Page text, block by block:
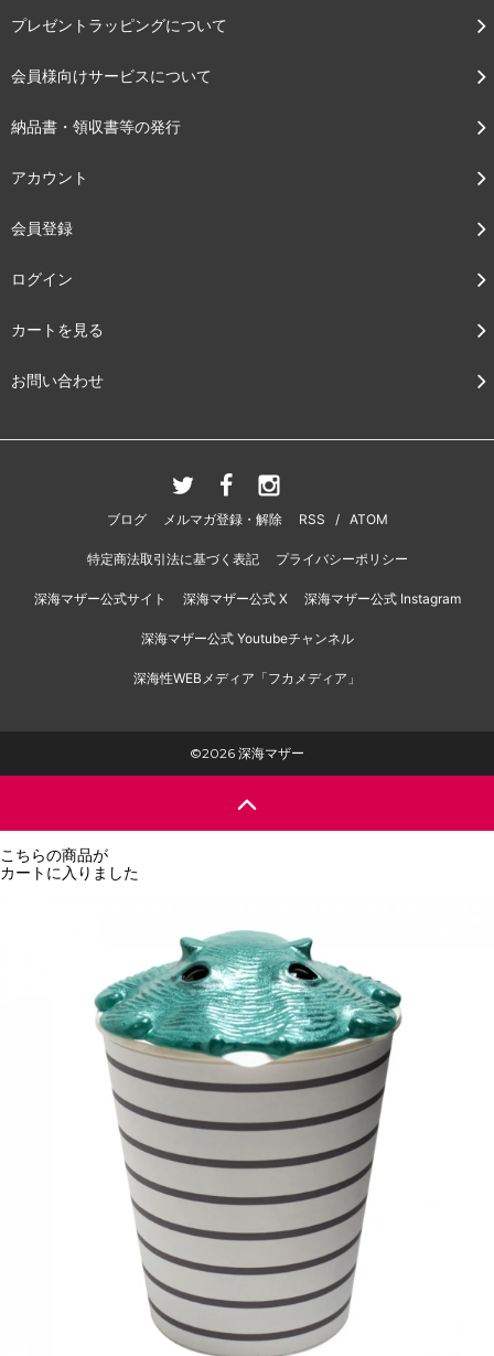
プレゼントラッピングについて
会員様向けサービスについて
納品書・領収書等の発行
アカウント
会員登録
ログイン
カートを見る
お問い合わせ
ブログ メルマガ登録・解除 RSS / ATOM
特定商法取引法に基づく表記 プライバシーポリシー
深海マザー公式サイト 深海マザー公式 X 深海マザー公式 Instagram
深海マザー公式 Youtubeチャンネル
深海性WEBメディア「フカメディア」
©2026 深海マザー
こちらの商品が
カートに入りました